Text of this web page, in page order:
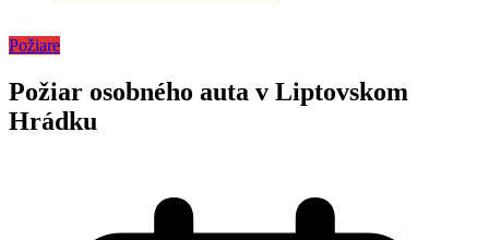
Požiare
Požiar osobného auta v Liptovskom
Hrádku